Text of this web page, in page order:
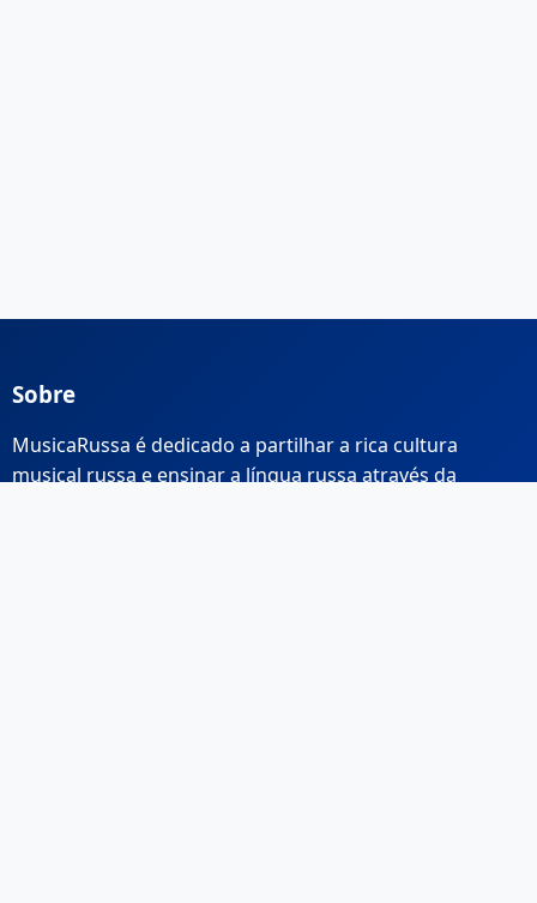
Sobre
MusicaRussa é dedicado a partilhar a rica cultura
musical russa e ensinar a língua russa através da